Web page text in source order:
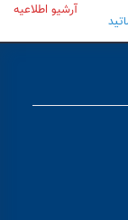
آرشیو اطلاعیه